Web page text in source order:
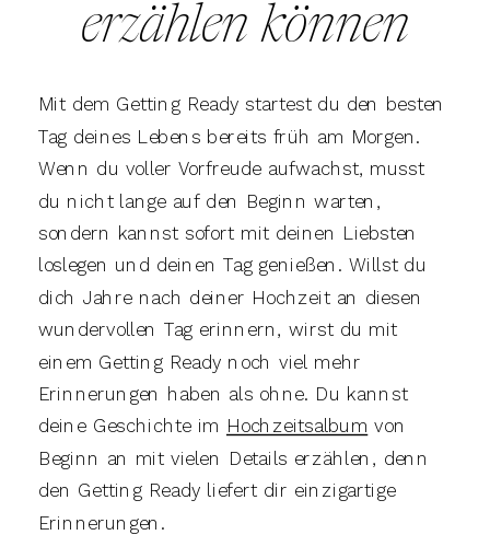
erzählen können
Mit dem Getting Ready startest du den besten
Tag deines Lebens bereits früh am Morgen.
Wenn du voller Vorfreude aufwachst, musst
du nicht lange auf den Beginn warten,
sondern kannst sofort mit deinen Liebsten
loslegen und deinen Tag genießen. Willst du
dich Jahre nach deiner Hochzeit an diesen
wundervollen Tag erinnern, wirst du mit
einem Getting Ready noch viel mehr
Erinnerungen haben als ohne. Du kannst
deine Geschichte im Hochzeitsalbum von
Beginn an mit vielen Details erzählen, denn
den Getting Ready liefert dir einzigartige
Erinnerungen.